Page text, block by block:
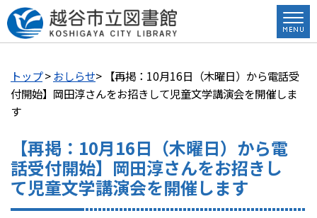
トップ>おしらせ> 【再掲：10月16日（木曜日）から電話受
付開始】岡田淳さんをお招きして児童文学講演会を開催しま
す
【再掲：10月16日（木曜日）から電
話受付開始】岡田淳さんをお招きし
て児童文学講演会を開催します